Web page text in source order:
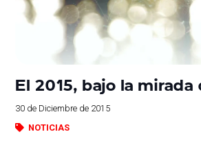
El 2015, bajo la mirada
30 de Diciembre de 2015
NOTICIAS